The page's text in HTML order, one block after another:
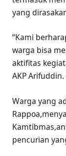
yang
“Kami
warga bisa
aktifitas
AKP Arifuddin.
Warga yang
pencurian